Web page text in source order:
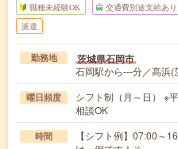
職種未経験OK 交通費別途支給あり
派遣
勤務地 茨城県石岡市
石岡駅から---分／高浜(
曜日頻度
シフト制（月～日） ※
相談OK
時間
【シフト例】07:00～